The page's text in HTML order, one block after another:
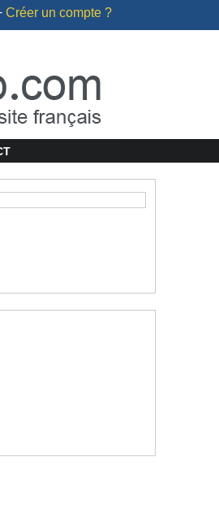
Créer un compte ?